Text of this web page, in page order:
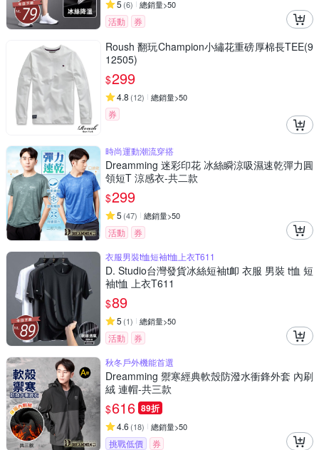
5 (6) 總銷量>50
活動 券
Roush 翻玩Champion小繡花重磅厚棉長TEE(9
12505)
$299
4.8 (12) 總銷量>50
券
時尚運動潮流穿搭
Dreamming 迷彩印花 冰絲瞬涼吸濕速乾彈力圓
領短T 涼感衣-共二款
$299
5 (47) 總銷量>50
活動
券
衣服男裝t恤短袖t恤上衣T611
D. Studio台灣發貨冰絲短袖t卹 衣服 男裝 t恤 短
袖t恤 上衣T611
$89
5 (1) 總銷量>50
活動
券
秋冬戶外機能首選
Dreamming 禦寒經典軟殼防潑水衝鋒外套 內刷
絨 連帽-共三款
$616 89折
4.6 (18) 總銷量>50
挑戰低價 券